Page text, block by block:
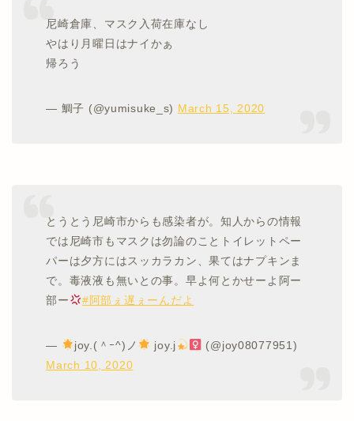
尼崎倉庫、マスク入荷在庫なし
やはり月曜日はナイかぁ
帰ろう
— 鯛子 (@yumisuke_s) March 15, 2020
とうとう尼崎市からも感染者が。知人からの情報
では尼崎市もマスクは勿論のことトイレットペー
パーは夕方にはスッカラカン、果てはナプキンま
で。毒液液も無いとの事。早よ何とかせーよ阿ー
部ー
#阿部ぇ遅ぇーんだよ
— joy.(＾ｰ^)ノ joy.j
(@joy08077951)
March 10, 2020